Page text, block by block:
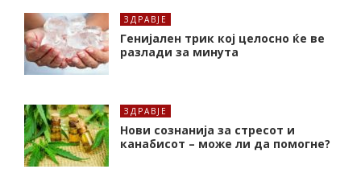
ЗДРАВЈЕ
Генијален трик кој целосно ќе ве
разлади за минута
ЗДРАВЈЕ
Нови сознанија за стресот и
канабисот – може ли да помогне?